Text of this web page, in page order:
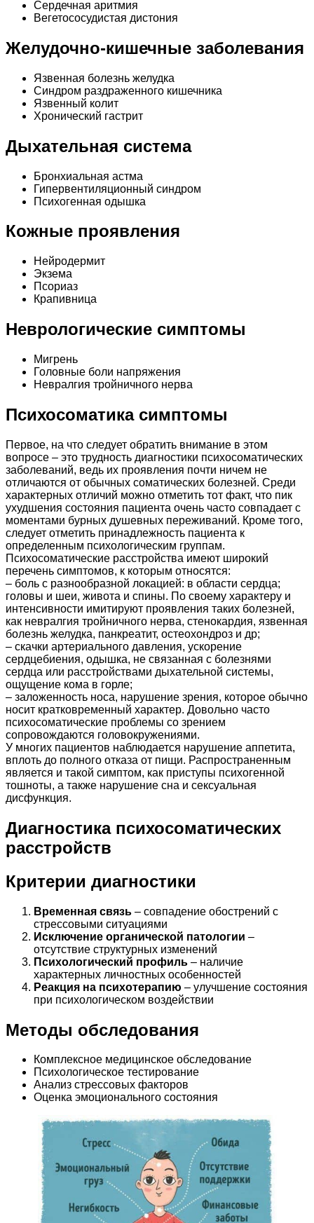
Сердечная аритмия
Вегетососудистая дистония
Желудочно-кишечные заболевания
Язвенная болезнь желудка
Синдром раздраженного кишечника
Язвенный колит
Хронический гастрит
Дыхательная система
Бронхиальная астма
Гипервентиляционный синдром
Психогенная одышка
Кожные проявления
Нейродермит
Экзема
Псориаз
Крапивница
Неврологические симптомы
Мигрень
Головные боли напряжения
Невралгия тройничного нерва
Психосоматика симптомы
Первое, на что следует обратить внимание в этом
вопросе – это трудность диагностики психосоматических
заболеваний, ведь их проявления почти ничем не
отличаются от обычных соматических болезней. Среди
характерных отличий можно отметить тот факт, что пик
ухудшения состояния пациента очень часто совпадает с
моментами бурных душевных переживаний. Кроме того,
следует отметить принадлежность пациента к
определенным психологическим группам.
Психосоматические расстройства имеют широкий
перечень симптомов, к которым относятся:
– боль с разнообразной локацией: в области сердца;
головы и шеи, живота и спины. По своему характеру и
интенсивности имитируют проявления таких болезней,
как невралгия тройничного нерва, стенокардия, язвенная
болезнь желудка, панкреатит, остеохондроз и др;
– скачки артериального давления, ускорение
сердцебиения, одышка, не связанная с болезнями
сердца или расстройствами дыхательной системы,
ощущение кома в горле;
– заложенность носа, нарушение зрения, которое обычно
носит кратковременный характер. Довольно часто
психосоматические проблемы со зрением
сопровождаются головокружениями.
У многих пациентов наблюдается нарушение аппетита,
вплоть до полного отказа от пищи. Распространенным
является и такой симптом, как приступы психогенной
тошноты, а также нарушение сна и сексуальная
дисфункция.
Диагностика психосоматических
расстройств
Критерии диагностики
Временная связь – совпадение обострений с
стрессовыми ситуациями
Исключение органической патологии –
отсутствие структурных изменений
Психологический профиль – наличие
характерных личностных особенностей
Реакция на психотерапию – улучшение состояния
при психологическом воздействии
Методы обследования
Комплексное медицинское обследование
Психологическое тестирование
Анализ стрессовых факторов
Оценка эмоционального состояния